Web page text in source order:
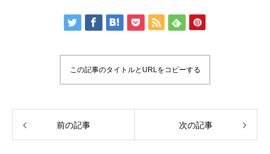
この記事のタイトルとURLをコピーする
前の記事 次の記事